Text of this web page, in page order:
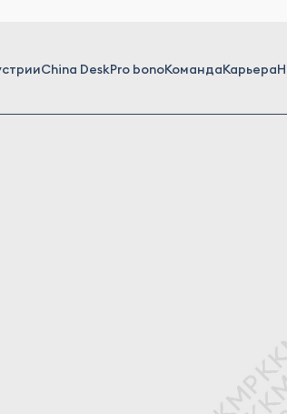
China DeskPro bonoКомандаКарьера